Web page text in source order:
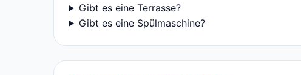
Gibt es eine Terrasse?
Gibt es eine Spülmaschine?